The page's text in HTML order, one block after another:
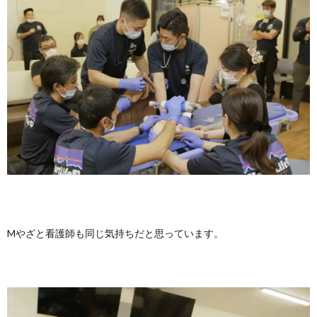
Mやざと看護師も同じ気持ちだと思っています。